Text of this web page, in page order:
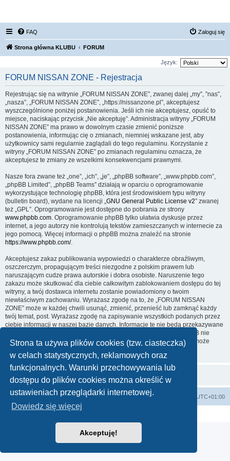
Strona ta używa plików cookies (tzw. ciasteczka)
w celach statystycznych, reklamowych oraz
funkcjonalnych. Warunki przechowywania lub
dostępu do plików cookies można określić w
ustawieniach przeglądarki internetowej.
Dowiedz się więcej
Akceptuję!
FAQ Zaloguj się
Strona główna KLUBU FORUM
Język:
FORUM NISSAN ZONE - Rejestracja
Rejestrując się na witrynie „FORUM NISSAN ZONE”, zwanej dalej „my”, ”nas”,
„nasza”, „FORUM NISSAN ZONE”, „https://nissanzone.pl”, akceptujesz
wyszczególnione poniżej postanowienia. Jeśli ich nie akceptujesz, opuść to
miejsce, naciskając przycisk „Nie akceptuję”. Administracja witryny „FORUM
NISSAN ZONE” ma prawo w dowolnym czasie zmienić poniższe
postanowienia, informując cię o zmianach, niemniej wskazane jest, aby
użytkownicy sami regularnie zaglądali do tego regulaminu. Korzystanie z
witryny „FORUM NISSAN ZONE” po zmianach regulaminu oznacza, że
akceptujesz te zmiany ze wszelkimi konsekwencjami prawnymi.
Nasze fora zwane też „one”, „ich”, „je”, „phpBB software”, „www.phpbb.com”,
„phpBB Limited”, „phpBB Teams” działają w oparciu o oprogramowanie
wykorzystujące technologię phpBB, która jest środowiskiem typu witryny
(bulletin board), wydane na licencji „GNU General Public License v2” zwanej
też „GPL”. Oprogramowanie jest dostępne do pobrania ze strony
www.phpbb.com. Oprogramowanie phpBB tylko ułatwia dyskusje przez
internet, a jego autorzy nie kontrolują tekstów zamieszczanych w internecie za
jego pomocą. Więcej informacji o phpBB można znaleźć na stronie
https://www.phpbb.com/.
Akceptujesz zakaz publikowania wypowiedzi o charakterze obraźliwym,
oszczerczym, propagującym treści niezgodne z polskim prawem lub
naruszającym cudze prawa autorskie i dobra osobiste. Naruszenie tego
zakazu może skutkować dla ciebie całkowitym zablokowaniem dostępu do tej
witryny, a twój dostawca internetu zostanie powiadomiony o twoim
niewłaściwym zachowaniu. Wyrażasz zgodę na to, że „FORUM NISSAN
ZONE” może w każdej chwili usunąć, zmienić, przenieść lub zamknąć każdy
twój temat, post. Wyrażasz zgodę na zapisywanie wszystkich podanych przez
ciebie informacji w naszej bazie danych. Informacje te nie będą przekazywane
nikomu bez twojej zgody, ale ani „FORUM NISSAN ZONE”, ani phpBB nie
ponosi odpowiedzialności za włamania do witryny, podczas których może
dojść do kradzieży danych.
Strona główna KLUBU FORUM UTC+01:00
Technologię dostarcza